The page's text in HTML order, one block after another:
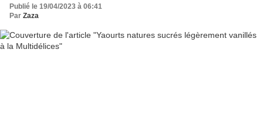
Publié le 19/04/2023 à 06:41
Par Zaza